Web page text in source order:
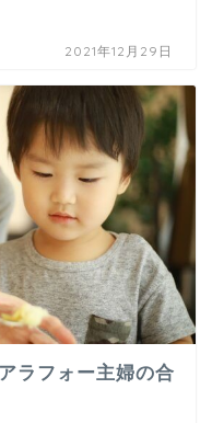
2021年12月29日
ラフォー主婦の合